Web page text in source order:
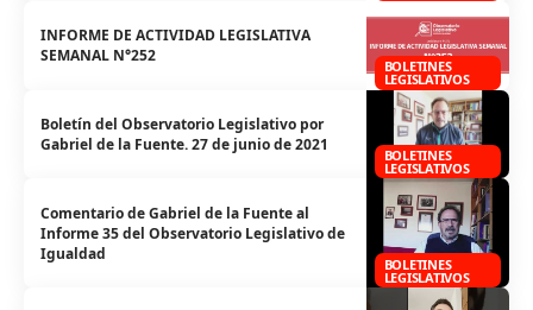
BOLETINES
LEGISLATIVOS
INFORME DE ACTIVIDAD LEGISLATIVA
SEMANAL N°252
BOLETINES
LEGISLATIVOS
Boletín del Observatorio Legislativo por
Gabriel de la Fuente. 27 de junio de 2021
BOLETINES
LEGISLATIVOS
Comentario de Gabriel de la Fuente al
Informe 35 del Observatorio Legislativo de
Igualdad